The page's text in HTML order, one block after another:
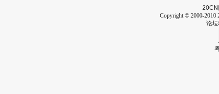
20CN
Copyright © 2000-2010
论